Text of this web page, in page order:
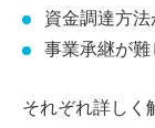
資金調達方
事業承継が難
それぞれ詳しく